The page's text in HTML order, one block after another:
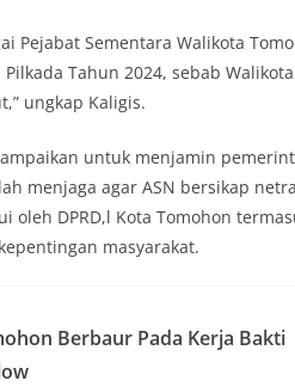
Pejabat Sementara Walikota
Tahun 2024, sebab
ungkap Kaligis.
untuk menjamin
menjaga agar ASN bersikap
oleh DPRD,l Kota Tomohon
masyarakat.
Berbaur Pada Kerja Bakti